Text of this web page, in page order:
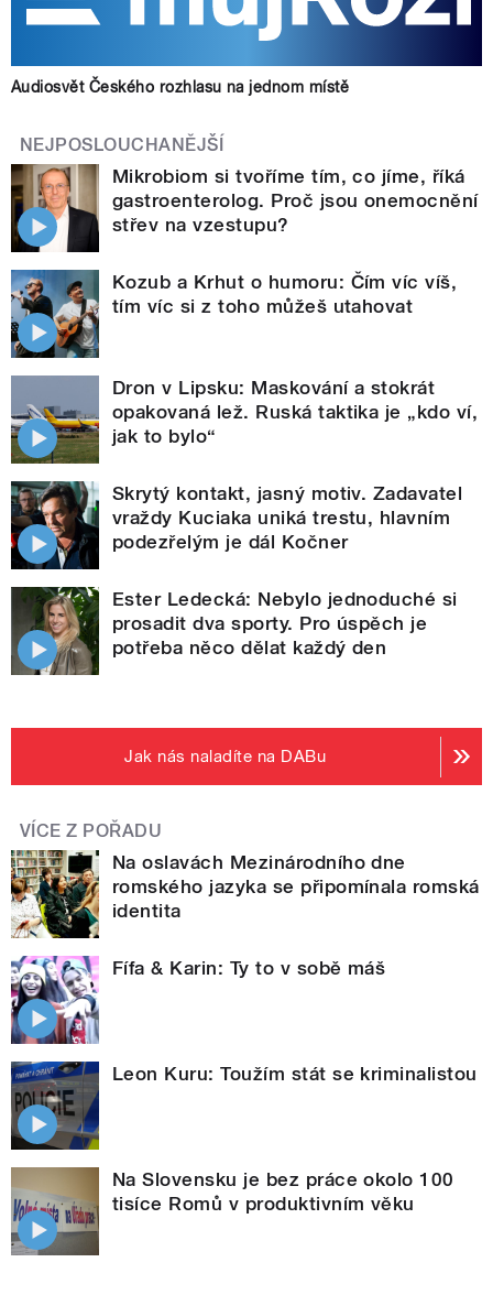
Audiosvět Českého rozhlasu na jednom místě
NEJPOSLOUCHANĚJŠÍ
Mikrobiom si tvoříme tím, co jíme, říká
gastroenterolog. Proč jsou onemocnění
střev na vzestupu?
Kozub a Krhut o humoru: Čím víc víš,
tím víc si z toho můžeš utahovat
Dron v Lipsku: Maskování a stokrát
opakovaná lež. Ruská taktika je „kdo ví,
jak to bylo“
Skrytý kontakt, jasný motiv. Zadavatel
vraždy Kuciaka uniká trestu, hlavním
podezřelým je dál Kočner
Ester Ledecká: Nebylo jednoduché si
prosadit dva sporty. Pro úspěch je
potřeba něco dělat každý den
Jak nás naladíte na DABu
VÍCE Z POŘADU
Na oslavách Mezinárodního dne
romského jazyka se připomínala romská
identita
Fífa & Karin: Ty to v sobě máš
Leon Kuru: Toužím stát se kriminalistou
Na Slovensku je bez práce okolo 100
tisíce Romů v produktivním věku